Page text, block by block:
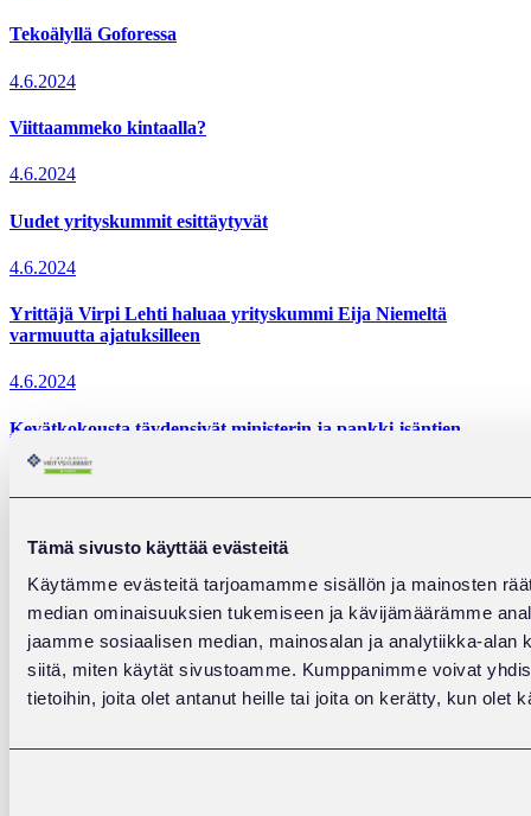
Tämä sivusto käyttää evästeitä
Käytämme evästeitä tarjoamamme sisällön ja mainosten
median ominaisuuksien tukemiseen ja kävijämäärämme
jaamme sosiaalisen median, mainosalan ja analytiikka-alan
siitä, miten käytät sivustoamme. Kumppanimme voivat
tietoihin, joita olet antanut heille tai joita on kerätty, kun olet
Tekoälyllä Goforessa
4.6.2024
Viittaammeko kintaalla?
4.6.2024
Uudet yrityskummit esittäytyvät
4.6.2024
Yrittäjä Virpi Lehti haluaa yrityskummi Eija Niemeltä
varmuutta ajatuksilleen
4.6.2024
Kevätkokousta täydensivät ministerin ja pankki-isäntien
katsaukset
4.6.2024
Yrittäjän tärkeät tunnusluvut
15.5.2024
Viennistä kansainvälistymiseen
15.5.2024